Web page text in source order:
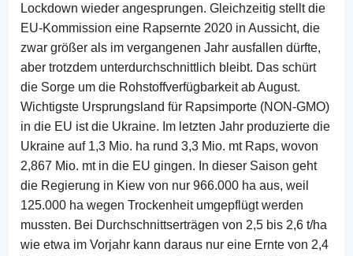
Lockdown wieder angesprungen. Gleichzeitig stellt die
EU-Kommission eine Rapsernte 2020 in Aussicht, die
zwar größer als im vergangenen Jahr ausfallen dürfte,
aber trotzdem unterdurchschnittlich bleibt. Das schürt
die Sorge um die Rohstoffverfügbarkeit ab August.
Wichtigste Ursprungsland für Rapsimporte (NON-GMO)
in die EU ist die Ukraine. Im letzten Jahr produzierte die
Ukraine auf 1,3 Mio. ha rund 3,3 Mio. mt Raps, wovon
2,867 Mio. mt in die EU gingen. In dieser Saison geht
die Regierung in Kiew von nur 966.000 ha aus, weil
125.000 ha wegen Trockenheit umgepflügt werden
mussten. Bei Durchschnittserträgen von 2,5 bis 2,6 t/ha
wie etwa im Vorjahr kann daraus nur eine Ernte von 2,4